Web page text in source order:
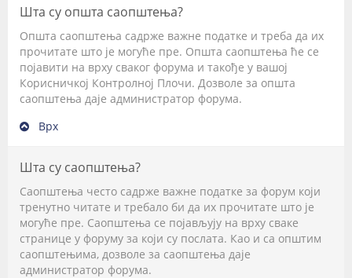
Шта су општа саопштења?
Општа саопштења садрже важне податке и треба да их
прочитате што је могуће пре. Општа саопштења ће се
појавити на врху сваког форума и такође у вашој
Корисничкој Контролној Плочи. Дозволе за општа
саопштења даје администратор форума.
Врх
Шта су саопштења?
Саопштења често садрже важне податке за форум који
тренутно читате и требало би да их прочитате што је
могуће пре. Саопштења се појављују на врху сваке
странице у форуму за који су послата. Као и са општим
саопштењима, дозволе за саопштења даје
администратор форума.